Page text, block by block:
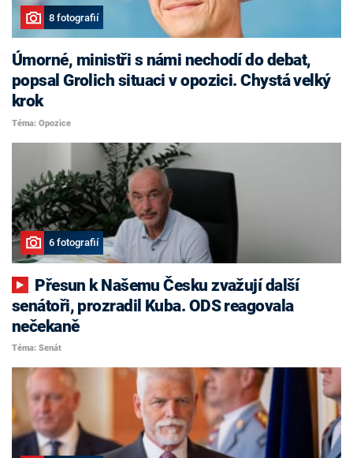
8 fotografií
Úmorné, ministři s námi nechodí do debat,
popsal Grolich situaci v opozici. Chystá velký
krok
Téma: Opozice
6 fotografií
senátoři, prozradil Kuba. ODS reagovala
nečekaně
Téma: Senát